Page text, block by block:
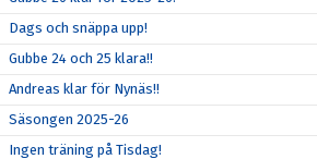
Dags och snäppa upp!
Gubbe 24 och 25 klara!!
Andreas klar för Nynäs!!
Säsongen 2025-26
Ingen träning på Tisdag!